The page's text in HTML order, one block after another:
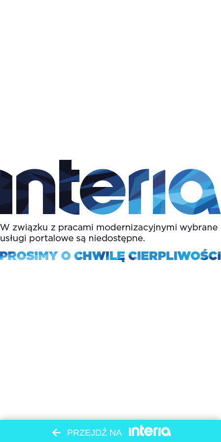
PRZEJDŹ NA